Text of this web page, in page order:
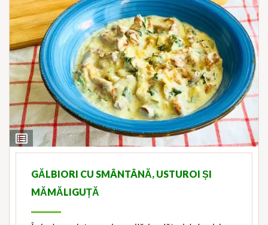
View
Ingredients
GĂLBIORI CU SMÂNTÂNĂ, USTUROI ȘI
MĂMĂLIGUȚĂ